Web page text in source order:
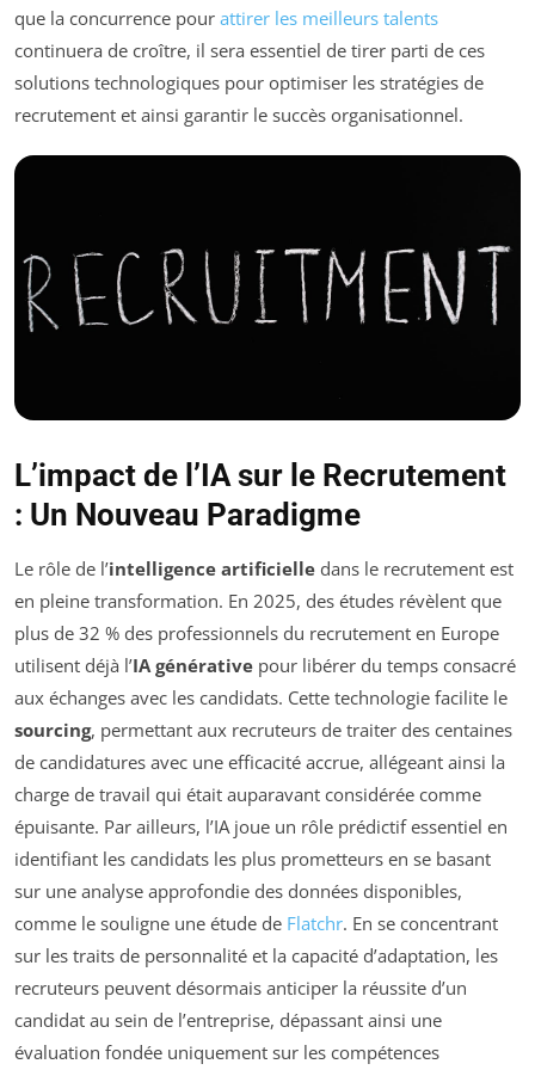
que la concurrence pour attirer les meilleurs talents
continuera de croître, il sera essentiel de tirer parti de ces
solutions technologiques pour optimiser les stratégies de
recrutement et ainsi garantir le succès organisationnel.
L’impact de l’IA sur le Recrutement
: Un Nouveau Paradigme
Le rôle de l’intelligence artificielle dans le recrutement est
en pleine transformation. En 2025, des études révèlent que
plus de 32 % des professionnels du recrutement en Europe
utilisent déjà l’IA générative pour libérer du temps consacré
aux échanges avec les candidats. Cette technologie facilite le
sourcing, permettant aux recruteurs de traiter des centaines
de candidatures avec une efficacité accrue, allégeant ainsi la
charge de travail qui était auparavant considérée comme
épuisante. Par ailleurs, l’IA joue un rôle prédictif essentiel en
identifiant les candidats les plus prometteurs en se basant
sur une analyse approfondie des données disponibles,
comme le souligne une étude de Flatchr. En se concentrant
sur les traits de personnalité et la capacité d’adaptation, les
recruteurs peuvent désormais anticiper la réussite d’un
candidat au sein de l’entreprise, dépassant ainsi une
évaluation fondée uniquement sur les compétences